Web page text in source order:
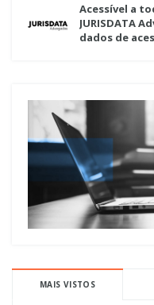
Acessível a
JURISDATA
dados de
MAIS VISTOS